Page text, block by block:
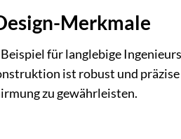
Merkmale
für langlebige
ist robust und
zu gewährleisten.